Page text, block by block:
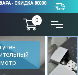
- СКИДКА 80000
0